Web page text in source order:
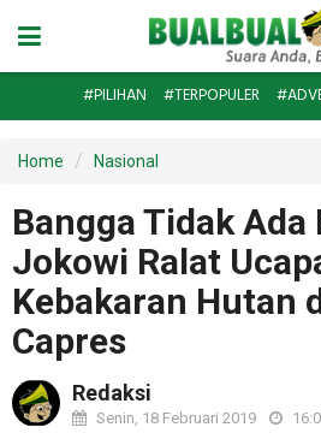
#PILIHAN #TERPOPULER
Home Nasional
Bangga Tidak
Jokowi Ralat
Kebakaran Hutan
Capres
Redaksi
Senin, 18 Februari 2019